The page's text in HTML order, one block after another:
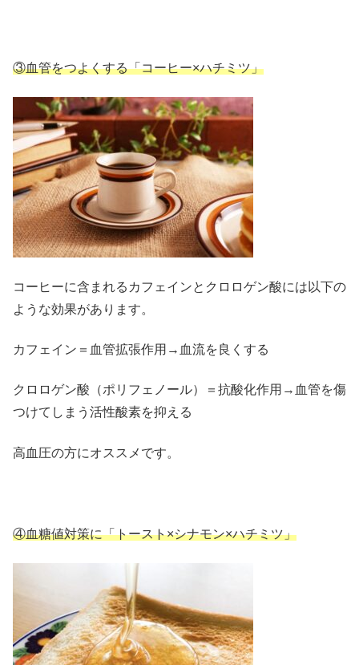
③血管をつよくする「コーヒー×ハチミツ」
コーヒーに含まれるカフェインとクロロゲン酸には以下の
ような効果があります。
カフェイン＝血管拡張作用→血流を良くする
クロロゲン酸（ポリフェノール）＝抗酸化作用→血管を傷
つけてしまう活性酸素を抑える
高血圧の方にオススメです。
④血糖値対策に「トースト×シナモン×ハチミツ」